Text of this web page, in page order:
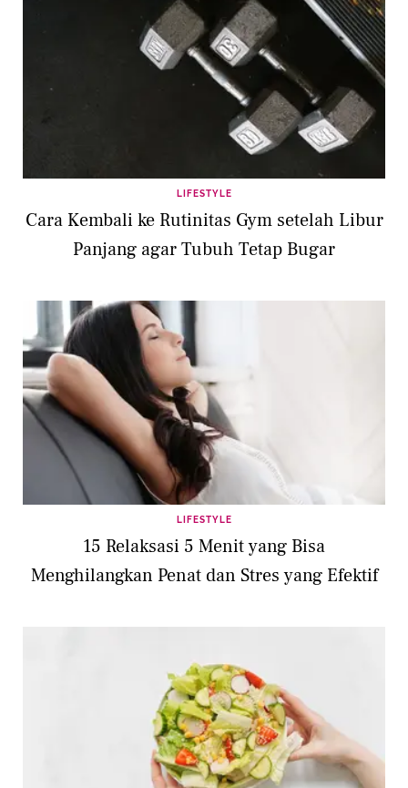
LIFESTYLE
Cara Kembali ke Rutinitas Gym setelah Libur
Panjang agar Tubuh Tetap Bugar
LIFESTYLE
15 Relaksasi 5 Menit yang Bisa
Menghilangkan Penat dan Stres yang Efektif